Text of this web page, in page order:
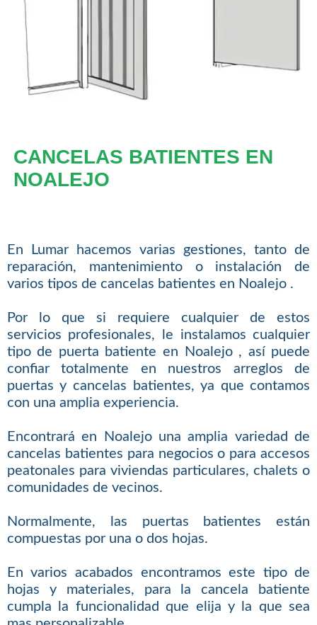
CANCELAS BATIENTES EN
NOALEJO
En Lumar hacemos varias gestiones, tanto de
reparación, mantenimiento o instalación de
varios tipos de cancelas batientes en Noalejo .
Por lo que si requiere cualquier de estos
servicios profesionales, le instalamos cualquier
tipo de puerta batiente en Noalejo , así puede
confiar totalmente en nuestros arreglos de
puertas y cancelas batientes, ya que contamos
con una amplia experiencia.
Encontrará en Noalejo una amplia variedad de
cancelas batientes para negocios o para accesos
peatonales para viviendas particulares, chalets o
comunidades de vecinos.
Normalmente, las puertas batientes están
compuestas por una o dos hojas.
En varios acabados encontramos este tipo de
hojas y materiales, para la cancela batiente
cumpla la funcionalidad que elija y la que sea